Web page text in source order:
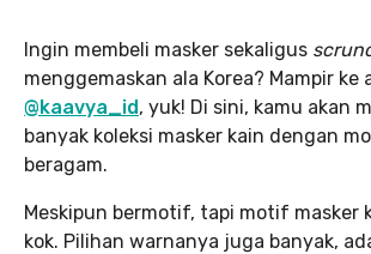
Ingin membeli masker sekaligus
menggemaskan ala Korea? Mampir ke
@kaavya_id, yuk! Di sini, kamu akan
banyak koleksi masker kain dengan
beragam.
Meskipun bermotif, tapi motif masker
kok. Pilihan warnanya juga banyak,